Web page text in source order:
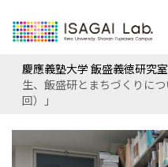
慶應義塾大学 飯盛義徳研究室
生、飯盛研とまちづくりに
回）」